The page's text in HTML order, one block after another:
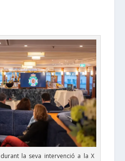
la seva intervenció a la X